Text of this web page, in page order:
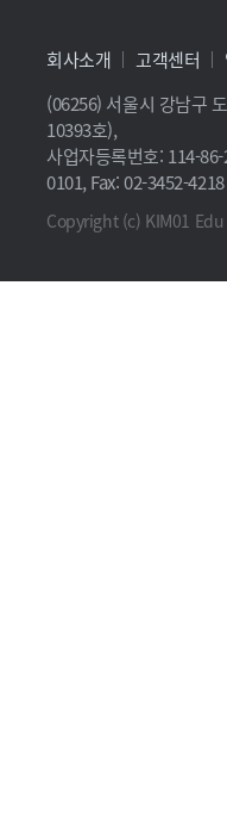
회사소개 고객센터
(06256) 서울시 강남구
10393호),
사업자등록번호: 114-
0101, Fax: 02-3452-4218
Copyright (c) KIM01